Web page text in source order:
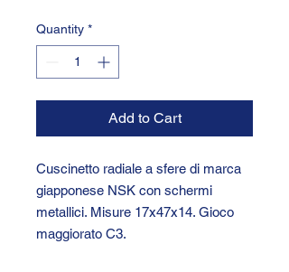
Quantity *
Add to Cart
Cuscinetto radiale a sfere di marca
giapponese NSK con schermi
metallici. Misure 17x47x14. Gioco
maggiorato C3.